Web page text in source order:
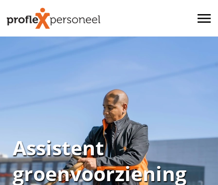
Assistent
groenvoorziening